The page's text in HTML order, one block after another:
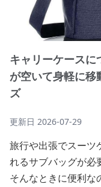
キャリーケース
が空いて身軽に
ズ
更新日 2026-07-29
旅行や出張でスーツ
れるサブバッグが必
そんなときに便利な